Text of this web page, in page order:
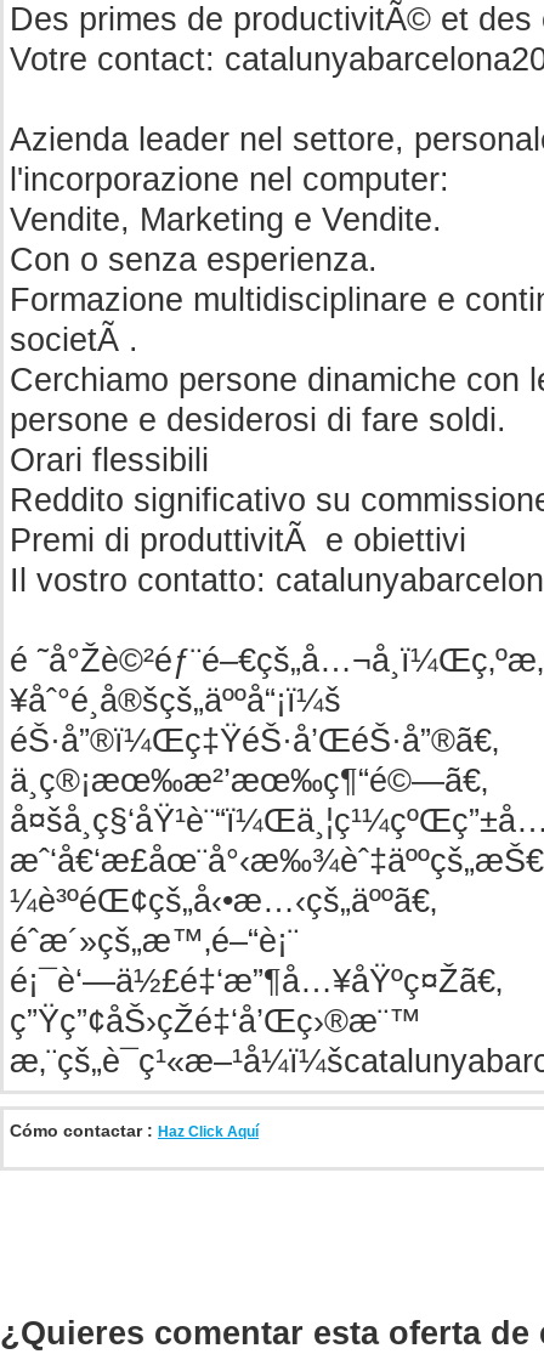
Des primes de productivitÃ© et des
Votre contact:
Azienda leader nel settore,
l'incorporazione nel computer:
Vendite, Marketing e Vendite.
Con o senza esperienza.
Formazione multidisciplinare e
societÃ .
Cerchiamo persone dinamiche con
persone e desiderosi di fare soldi.
Orari flessibili
Reddito significativo su
Premi di produttivitÃ e obiettivi
Il vostro contatto:
é
¥åˆ°é¸å®šçš„äººå“¡ï¼š
éŠ·å”®ï¼Œç‡ŸéŠ·å’ŒéŠ·å”®ã€‚
ä¸ç®¡æœ‰æ²’æœ‰ç¶“é©—ã€‚
¼è³ºéŒ¢çš„å‹•æ…‹çš„äººã€‚
éˆæ´»çš„æ™‚é–“è¡¨
é¡¯è‘—ä½£é‡‘æ”¶å…¥åŸºç¤Žã€‚
ç”Ÿç”¢åŠ›çŽé‡‘å’Œç›®æ¨™
æ‚¨çš„è¯ç¹«æ–¹å¼ï¼š
Cómo contactar : Haz Click Aquí
¿Quieres comentar esta oferta de